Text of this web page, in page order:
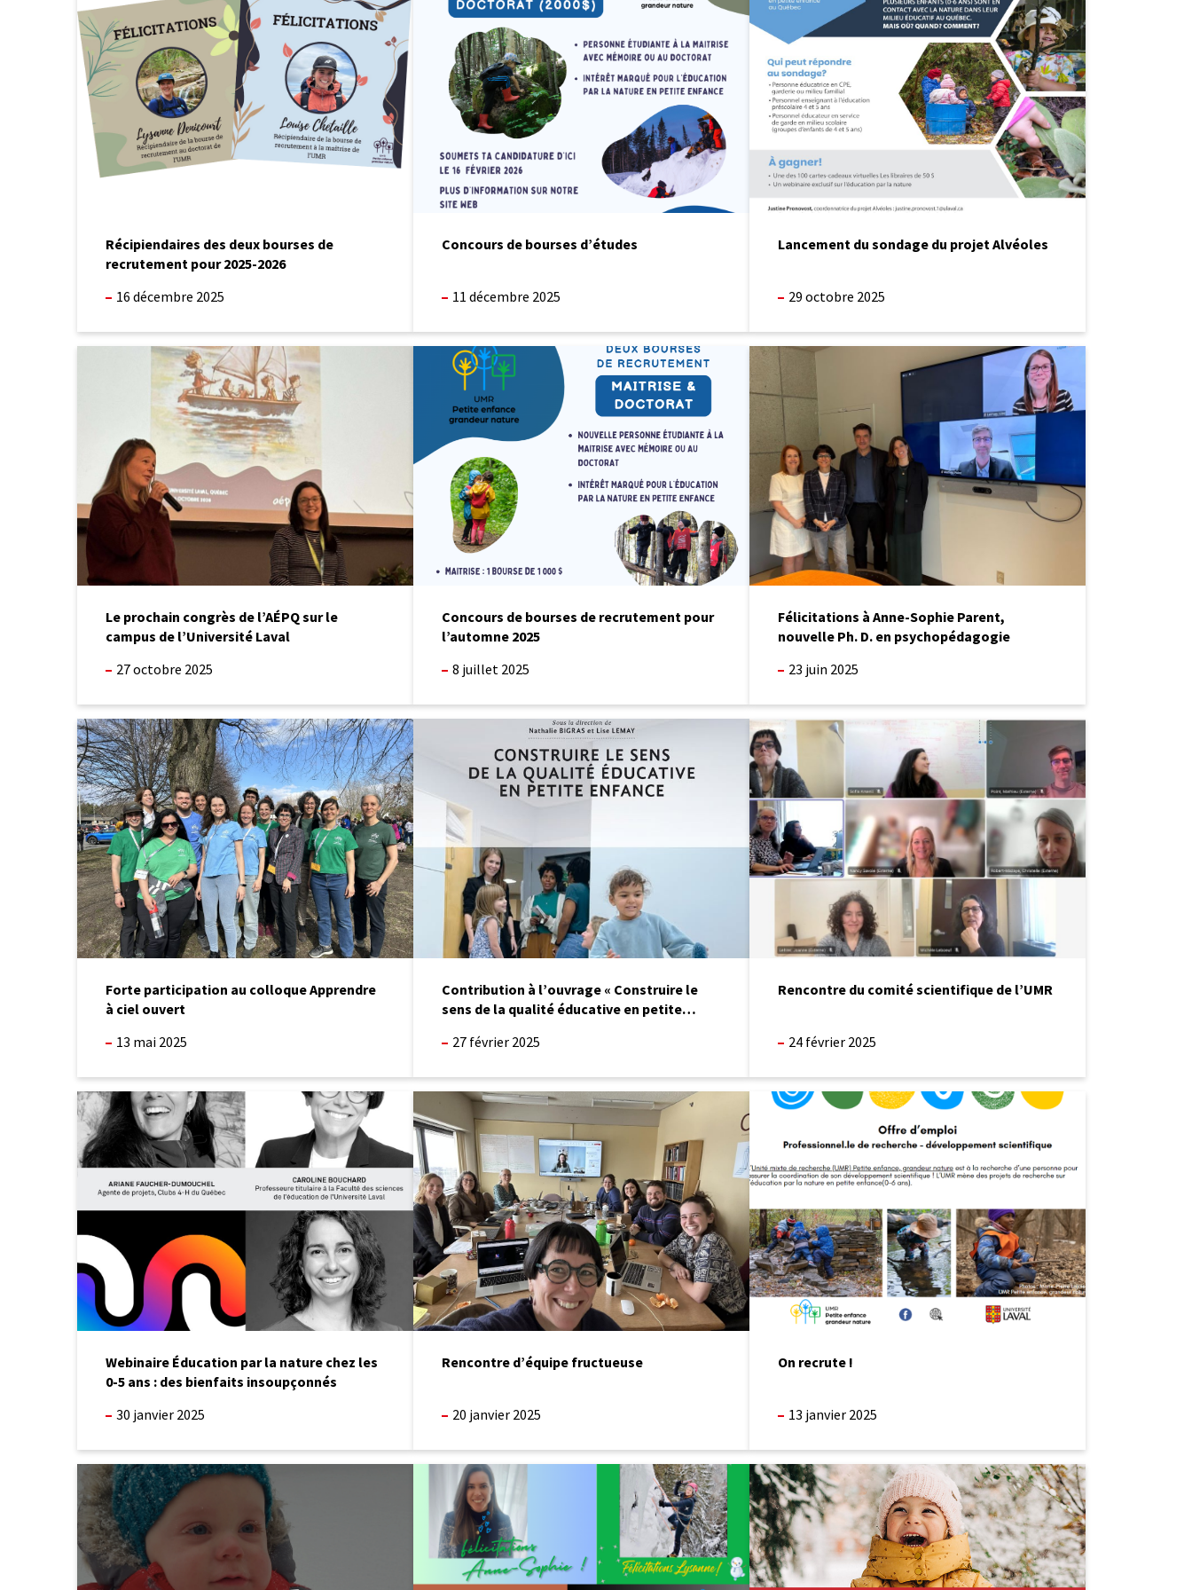
petite
enfance
éducation
par
Récipiendaires des deux bourses de
recrutement pour 2025-2026
16 décembre 2025
deux
bourses
de
recrutement
pour
2025-
2026
Concours de bourses d’études
11 décembre 2025
bourses
d’études
Lancement du sondage du projet Alvéoles
29 octobre 2025
sondage
du
Alvéoles
Le prochain congrès de l’AÉPQ sur le
campus de l’Université Laval
27 octobre 2025
campus
l’Université
Laval
Concours de bourses de recrutement pour
l’automne 2025
8 juillet 2025
Concours
recrutement
l’automne
Félicitations à Anne-Sophie Parent,
nouvelle Ph. D. en psychopédagogie
23 juin 2025
Félicitations
à
Anne-
Sophie
Parent,
nouvelle
Ph.
en
psychopédagogie
Forte participation au colloque Apprendre
à ciel ouvert
13 mai 2025
Forte
participation
au
colloque
Apprendre
à
ciel
ouvert
Contribution à l’ouvrage « Construire le
sens de la qualité éducative en petite
27 février 2025
Contribution
à
l’ouvrage
« Construire
le
sens
de
la
qualité
éducative
en
petite
enfance »
Rencontre du comité scientifique de l’UMR
24 février 2025
Rencontre
du
comité
scientifique
de
l’UMR
Webinaire Éducation par la nature chez les
0-5 ans : des bienfaits insoupçonnés
30 janvier 2025
Webinaire
Éducation
par
la
nature
chez
5
ans
:
des
bienfaits
insoupçonnés
Rencontre d’équipe fructueuse
20 janvier 2025
Rencontre
d’équipe
fructueuse
On recrute !
13 janvier 2025
recrute
!
Déboulonnons
les
mythes
!
Récipiendaires
bourses
l’UMR
2024-
L’EPN
comme
pratique
émergente
parmi
les
recommandations